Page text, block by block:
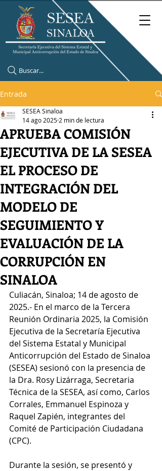
Buscar...
Entrada
APRUEBA COMISIÓN
EJECUTIVA DE LA SESEA
EL PROCESO DE
INTEGRACIÓN DEL
MODELO DE
SEGUIMIENTO Y
EVALUACIÓN DE LA
CORRUPCIÓN EN
SINALOA
SESEA Sinaloa
14 ago 2025 2 min de lectura
Culiacán, Sinaloa; 14 de agosto de
2025.- En el marco de la Tercera
Reunión Ordinaria 2025, la Comisión
Ejecutiva de la Secretaría Ejecutiva
del Sistema Estatal y Municipal
Anticorrupción del Estado de Sinaloa
(SESEA) sesionó con la presencia de
la Dra. Rosy Lizárraga, Secretaria
Técnica de la SESEA, así como, Carlos
Corrales, Emmanuel Espinoza y
Raquel Zapién, integrantes del
Comité de Participación Ciudadana
(CPC).
Durante la sesión, se presentó y